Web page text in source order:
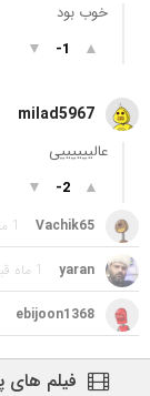
خوب بود
▲
-1
▼
milad5967
عالییییییی
▲
-2
▼
Vachik65 1 ماه قبل
yaran 1 ماه قبل
ebijoon1368
فیلم های